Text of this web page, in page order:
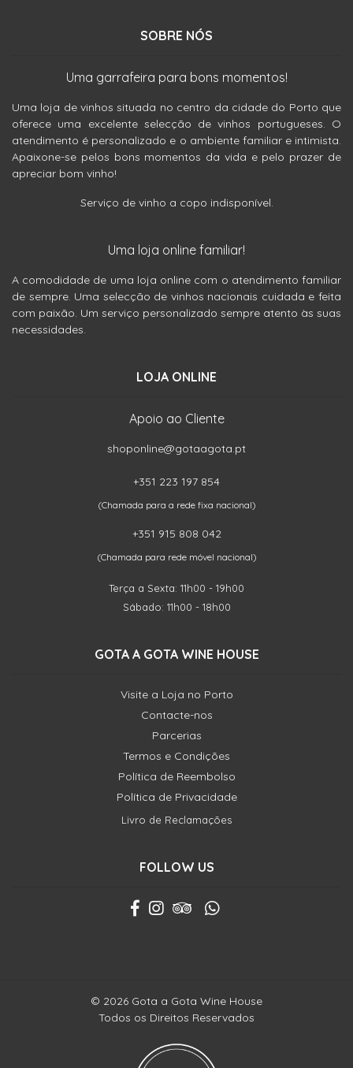
SOBRE NÓS
Uma garrafeira para bons momentos!
Uma loja de vinhos situada no centro da cidade do Porto que
oferece uma excelente selecção de vinhos portugueses. O
atendimento é personalizado e o ambiente familiar e intimista.
Apaixone-se pelos bons momentos da vida e pelo prazer de
apreciar bom vinho!
Serviço de vinho a copo indisponível.
Uma loja online familiar!
A comodidade de uma loja online com o atendimento familiar
de sempre. Uma selecção de vinhos nacionais cuidada e feita
com paixão. Um serviço personalizado sempre atento às suas
necessidades.
LOJA ONLINE
Apoio ao Cliente
shoponline@gotaagota.pt
+351 223 197 854
(Chamada para a rede fixa nacional)
+351 915 808 042
(Chamada para rede móvel nacional)
Terça a Sexta: 11h00 - 19h00
Sábado: 11h00 - 18h00
GOTA A GOTA WINE HOUSE
Visite a Loja no Porto
Contacte-nos
Parcerias
Termos e Condições
Política de Reembolso
Política de Privacidade
Livro de Reclamações
FOLLOW US
© 2026 Gota a Gota Wine House
Todos os Direitos Reservados